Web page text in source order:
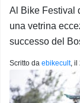
Al Bike Festival
una vetrina
successo del
Scritto da ebikecult, il